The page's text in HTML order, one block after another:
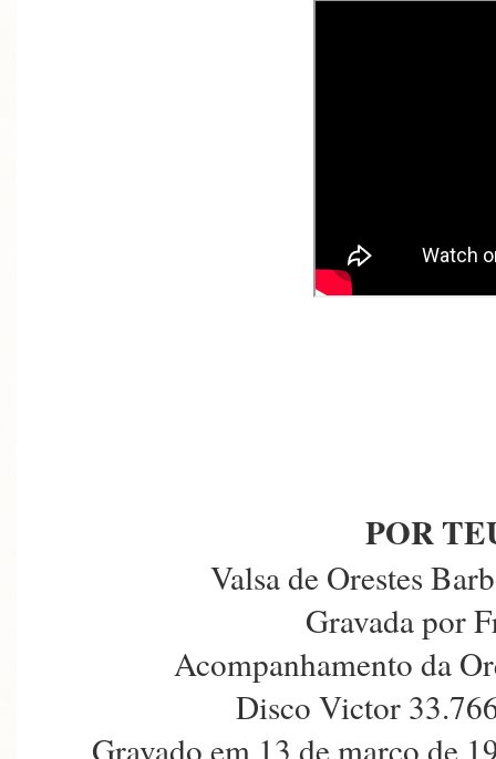
POR
Valsa de Orestes
Gravada por
Acompanhamento da
Disco Victor
Gravado em 13 de março de